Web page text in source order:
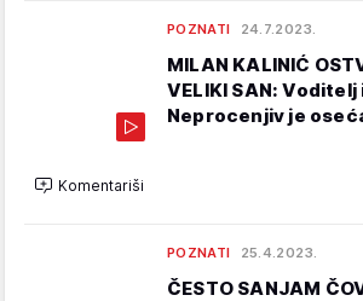
POZNATI 24.7.2023.
MILAN KALINIĆ
VELIKI SAN:
Neprocenjiv je
Komentariši
POZNATI 25.4.2023.
ČESTO SANJAM